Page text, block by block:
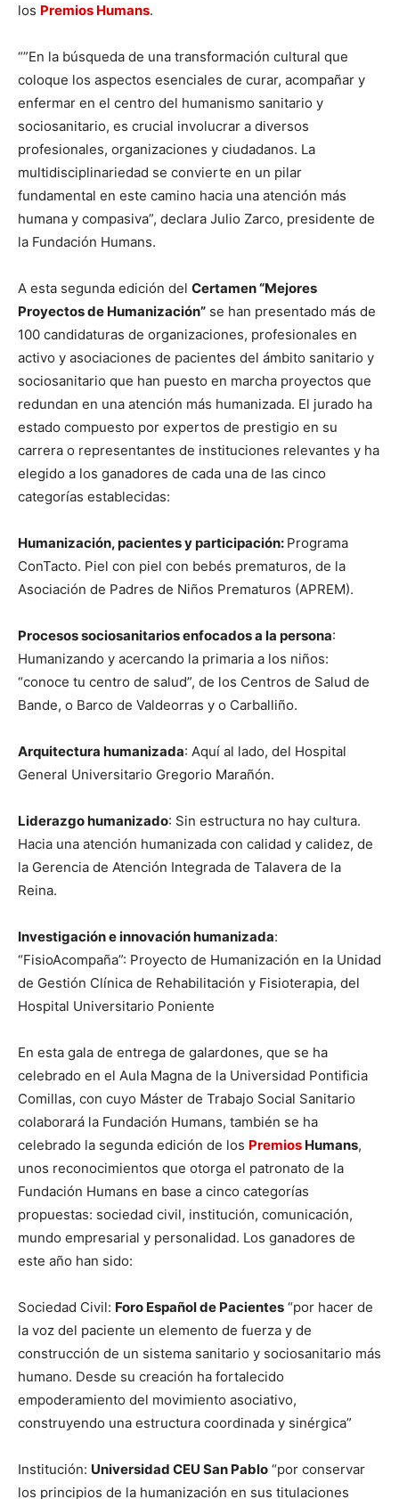
los Premios Humans.
“”En la búsqueda de una transformación cultural que
coloque los aspectos esenciales de curar, acompañar y
enfermar en el centro del humanismo sanitario y
sociosanitario, es crucial involucrar a diversos
profesionales, organizaciones y ciudadanos. La
multidisciplinariedad se convierte en un pilar
fundamental en este camino hacia una atención más
humana y compasiva”, declara Julio Zarco, presidente de
la Fundación Humans.
A esta segunda edición del Certamen “Mejores
Proyectos de Humanización” se han presentado más de
100 candidaturas de organizaciones, profesionales en
activo y asociaciones de pacientes del ámbito sanitario y
sociosanitario que han puesto en marcha proyectos que
redundan en una atención más humanizada. El jurado ha
estado compuesto por expertos de prestigio en su
carrera o representantes de instituciones relevantes y ha
elegido a los ganadores de cada una de las cinco
categorías establecidas:
Humanización, pacientes y participación: Programa
ConTacto. Piel con piel con bebés prematuros, de la
Asociación de Padres de Niños Prematuros (APREM).
Procesos sociosanitarios enfocados a la persona:
Humanizando y acercando la primaria a los niños:
“conoce tu centro de salud”, de los Centros de Salud de
Bande, o Barco de Valdeorras y o Carballiño.
Arquitectura humanizada: Aquí al lado, del Hospital
General Universitario Gregorio Marañón.
Liderazgo humanizado: Sin estructura no hay cultura.
Hacia una atención humanizada con calidad y calidez, de
la Gerencia de Atención Integrada de Talavera de la
Reina.
Investigación e innovación humanizada:
“FisioAcompaña”: Proyecto de Humanización en la Unidad
de Gestión Clínica de Rehabilitación y Fisioterapia, del
Hospital Universitario Poniente
En esta gala de entrega de galardones, que se ha
celebrado en el Aula Magna de la Universidad Pontificia
Comillas, con cuyo Máster de Trabajo Social Sanitario
colaborará la Fundación Humans, también se ha
celebrado la segunda edición de los Premios Humans,
unos reconocimientos que otorga el patronato de la
Fundación Humans en base a cinco categorías
propuestas: sociedad civil, institución, comunicación,
mundo empresarial y personalidad. Los ganadores de
este año han sido:
Sociedad Civil: Foro Español de Pacientes “por hacer de
la voz del paciente un elemento de fuerza y de
construcción de un sistema sanitario y sociosanitario más
humano. Desde su creación ha fortalecido
empoderamiento del movimiento asociativo,
construyendo una estructura coordinada y sinérgica”
Institución: Universidad CEU San Pablo “por conservar
los principios de la humanización en sus titulaciones